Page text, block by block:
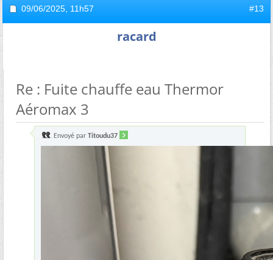
09/06/2025, 11h57 #13
racard
Re : Fuite chauffe eau Thermor
Aéromax 3
Envoyé par Titoudu37